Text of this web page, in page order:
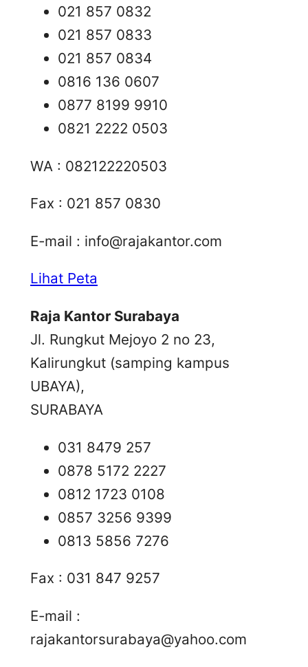
021 857 0832
021 857 0833
021 857 0834
0816 136 0607
0877 8199 9910
0821 2222 0503
WA : 082122220503
Fax : 021 857 0830
E-mail : info@rajakantor.com
Lihat Peta
Raja Kantor Surabaya
Jl. Rungkut Mejoyo 2 no 23,
Kalirungkut (samping kampus
UBAYA),
SURABAYA
031 8479 257
0878 5172 2227
0812 1723 0108
0857 3256 9399
0813 5856 7276
Fax : 031 847 9257
E-mail :
rajakantorsurabaya@yahoo.com